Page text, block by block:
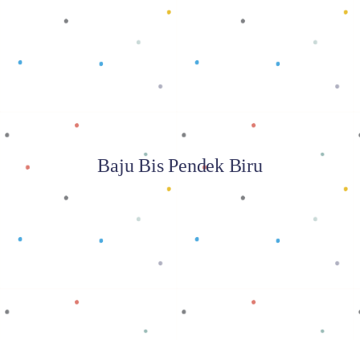
Baca selengkapnya
Baju Bis Pendek Biru
Baca selengkapnya